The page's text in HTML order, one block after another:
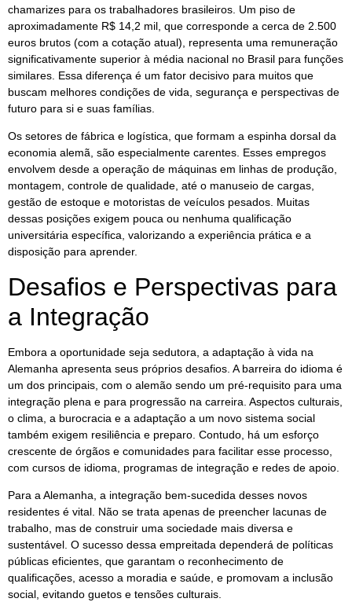
chamarizes para os trabalhadores brasileiros. Um piso de
aproximadamente R$ 14,2 mil, que corresponde a cerca de 2.500
euros brutos (com a cotação atual), representa uma remuneração
significativamente superior à média nacional no Brasil para funções
similares. Essa diferença é um fator decisivo para muitos que
buscam melhores condições de vida, segurança e perspectivas de
futuro para si e suas famílias.
Os setores de fábrica e logística, que formam a espinha dorsal da
economia alemã, são especialmente carentes. Esses empregos
envolvem desde a operação de máquinas em linhas de produção,
montagem, controle de qualidade, até o manuseio de cargas,
gestão de estoque e motoristas de veículos pesados. Muitas
dessas posições exigem pouca ou nenhuma qualificação
universitária específica, valorizando a experiência prática e a
disposição para aprender.
Desafios e Perspectivas para
a Integração
Embora a oportunidade seja sedutora, a adaptação à vida na
Alemanha apresenta seus próprios desafios. A barreira do idioma é
um dos principais, com o alemão sendo um pré-requisito para uma
integração plena e para progressão na carreira. Aspectos culturais,
o clima, a burocracia e a adaptação a um novo sistema social
também exigem resiliência e preparo. Contudo, há um esforço
crescente de órgãos e comunidades para facilitar esse processo,
com cursos de idioma, programas de integração e redes de apoio.
Para a Alemanha, a integração bem-sucedida desses novos
residentes é vital. Não se trata apenas de preencher lacunas de
trabalho, mas de construir uma sociedade mais diversa e
sustentável. O sucesso dessa empreitada dependerá de políticas
públicas eficientes, que garantam o reconhecimento de
qualificações, acesso a moradia e saúde, e promovam a inclusão
social, evitando guetos e tensões culturais.